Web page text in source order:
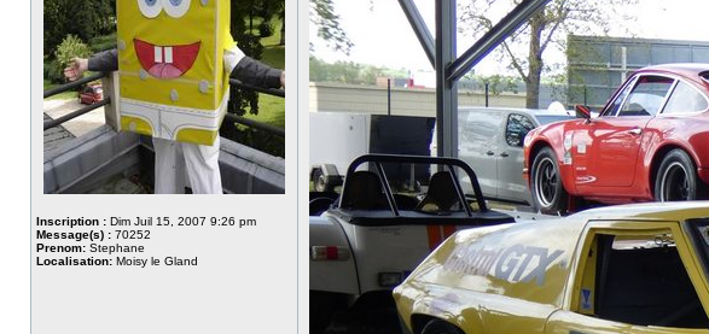
Inscription : Dim Juil 15, 2007 9:26 pm
Message(s) : 70252
Prenom: Stephane
Localisation: Moisy le Gland